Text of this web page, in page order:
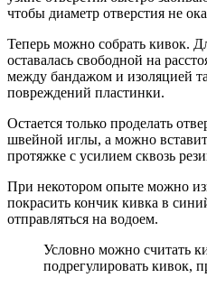
чтобы диаметр отверстия не
Теперь можно собрать кивок.
оставалась свободной на
между бандажом и изоляцией
повреждений пластинки.
Остается только проделать
швейной иглы, а можно
протяжке с усилием сквозь
При некотором опыте можно
покрасить кончик кивка в
отправляться на водоем.
Условно можно считать
подрегулировать кивок,